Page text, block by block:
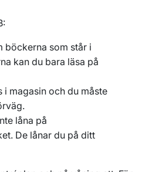
böckerna som står i
kan du bara läsa på
i magasin och du måste
låna på
De lånar du på ditt